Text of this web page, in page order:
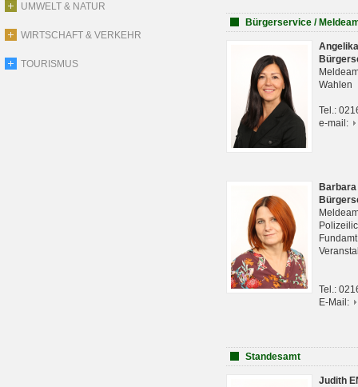
UMWELT & NATUR
WIRTSCHAFT & VERKEHR
TOURISMUS
Bürgerservice /
Wahlen
Tel.:
e-mail:
Tel.:
E-Mail:
Standesamt
Judith